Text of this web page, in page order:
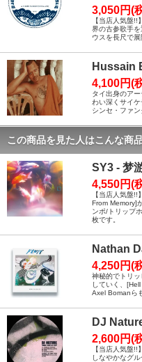
3,050円(
【当店人気盤
界の古参歌手
ウスを長尺で
Hussain
4,100円(
タイ出身のア
わい深くサイ
シンセ・ファン
この商品を見た人はこんな商
SY3 - 梦
4,550円(
【当店人気盤
From Memory]
ンポ/トリップ
枚です。
Nathan
4,250円(
神秘的でトリ
していく、
Axel Bomanら
DJ
2,600円(
【当店人気盤
しなやかなグ